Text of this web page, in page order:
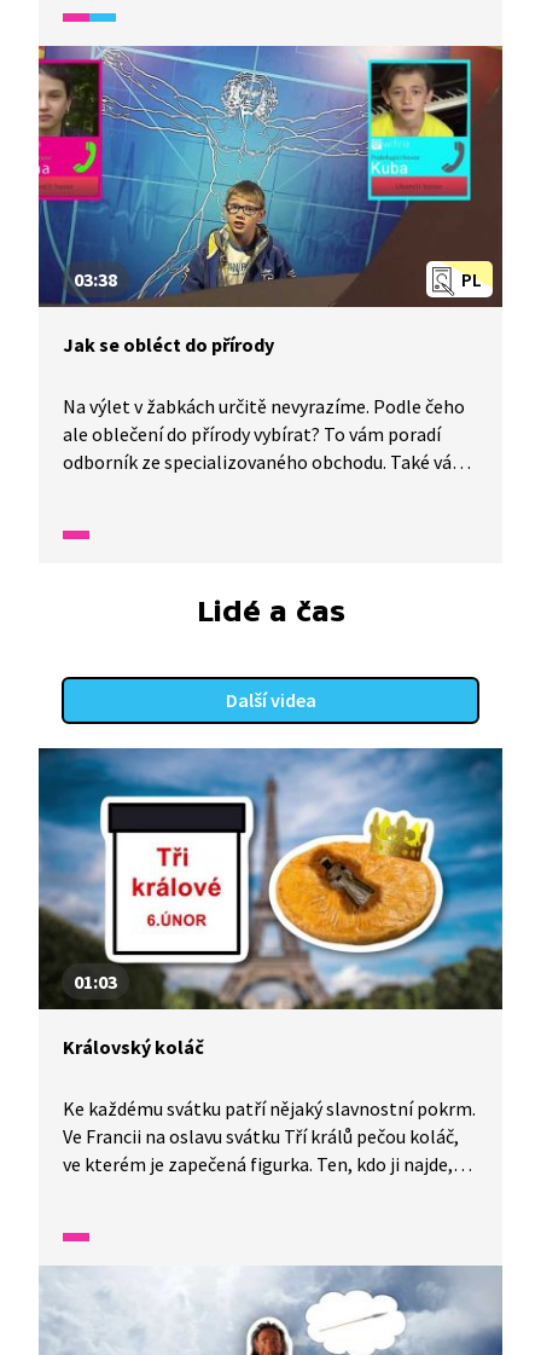
také jako doplňková aktivita k výuce češtiny
pro cizince. Úryvek spadá do širšího okruhu videí,
které se zaměřují na rozvoj odborné slovní zásoby.
Je vhodné pro žáky s dobrou komunikativní
znalostí češtiny.
PL
03:38
Jak se obléct do přírody
Na výlet v žabkách určitě nevyrazíme. Podle čeho
ale oblečení do přírody vybírat? To vám poradí
odborník ze specializovaného obchodu. Také vám
se lidé oblékali dříve a jaká dvě hlavní kritéria musí
Lidé a čas
Další videa
01:03
Královský koláč
Ke každému svátku patří nějaký slavnostní pokrm.
Ve Francii na oslavu svátku Tří králů pečou koláč,
ve kterém je zapečená figurka. Ten, kdo ji najde,